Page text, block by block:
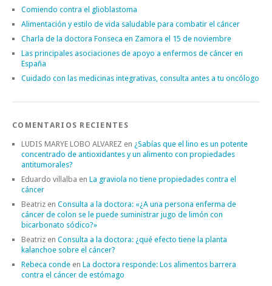
Comiendo contra el glioblastoma
Alimentación y estilo de vida saludable para combatir el cáncer
Charla de la doctora Fonseca en Zamora el 15 de noviembre
Las principales asociaciones de apoyo a enfermos de cáncer en
España
Cuidado con las medicinas integrativas, consulta antes a tu oncólogo
COMENTARIOS RECIENTES
LUDIS MARYE LOBO ALVAREZ en ¿Sabías que el lino es un potente
concentrado de antioxidantes y un alimento con propiedades
antitumorales?
Eduardo villalba en La graviola no tiene propiedades contra el
cáncer
Beatriz en Consulta a la doctora: «¿A una persona enferma de
cáncer de colon se le puede suministrar jugo de limón con
bicarbonato sódico?»
Beatriz en Consulta a la doctora: ¿qué efecto tiene la planta
kalanchoe sobre el cáncer?
Rebeca conde en La doctora responde: Los alimentos barrera
contra el cáncer de estómago